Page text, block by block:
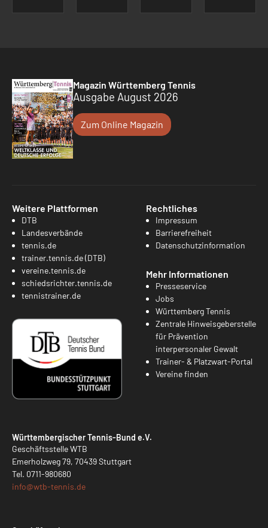
Magazin Württemberg Tennis
Ausgabe August 2026
Zum Online Magazin
Weitere Plattformen
DTB
Landesverbände
tennis.de
trainer.tennis.de (DTB)
vereine.tennis.de
schiedsrichter.tennis.de
tennistrainer.de
Rechtliches
Impressum
Barrierefreiheit
Datenschutzinformation
Mehr Informationen
Presseservice
Jobs
Württemberg Tennis
Zentrale Hinweisgeberstelle
für Prävention
interpersonaler Gewalt
Trainer- & Platzwart-Portal
Vereine finden
Württembergischer Tennis-Bund e.V.
Geschäftsstelle WTB
Emerholzweg 79, 70439 Stuttgart
Tel. 0711-980680
info@wtb-tennis.de